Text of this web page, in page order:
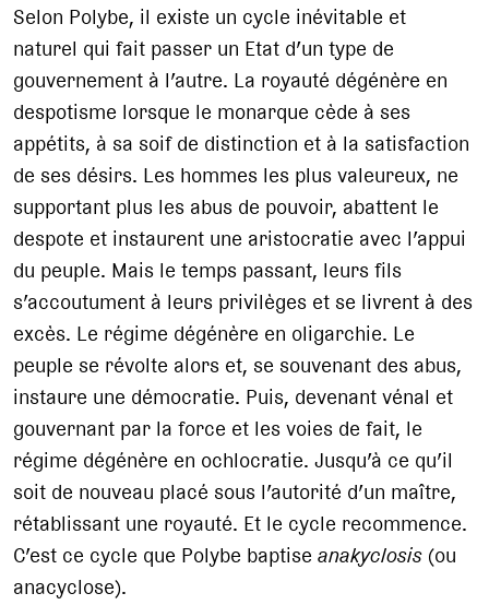
Selon Polybe, il existe un cycle inévitable et
naturel qui fait passer un Etat d’un type de
gouvernement à l’autre. La royauté dégénère en
despotisme lorsque le monarque cède à ses
appétits, à sa soif de distinction et à la satisfaction
de ses désirs. Les hommes les plus valeureux, ne
supportant plus les abus de pouvoir, abattent le
despote et instaurent une aristocratie avec l’appui
du peuple. Mais le temps passant, leurs fils
s’accoutument à leurs privilèges et se livrent à des
excès. Le régime dégénère en oligarchie. Le
peuple se révolte alors et, se souvenant des abus,
instaure une démocratie. Puis, devenant vénal et
gouvernant par la force et les voies de fait, le
régime dégénère en ochlocratie. Jusqu’à ce qu’il
soit de nouveau placé sous l’autorité d’un maître,
rétablissant une royauté. Et le cycle recommence.
C’est ce cycle que Polybe baptiseanakyclosis (ou
anacyclose).